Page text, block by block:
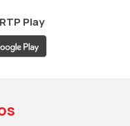
RTP Play